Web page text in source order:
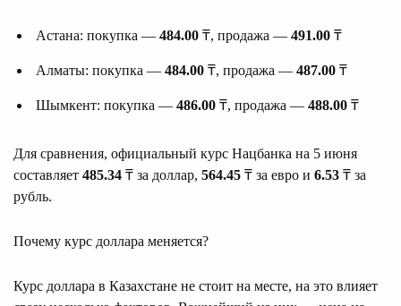
Астана: покупка — 484.00 ₸, продажа — 491.00 ₸
Алматы: покупка — 484.00 ₸, продажа — 487.00 ₸
Шымкент: покупка — 486.00 ₸, продажа — 488.00 ₸
Для сравнения, официальный курс Нацбанка на 5 июня
составляет 485.34 ₸ за доллар, 564.45 ₸ за евро и 6.53 ₸ за
рубль.
Почему курс доллара меняется?
Курс доллара в Казахстане не стоит на месте, на это влияет